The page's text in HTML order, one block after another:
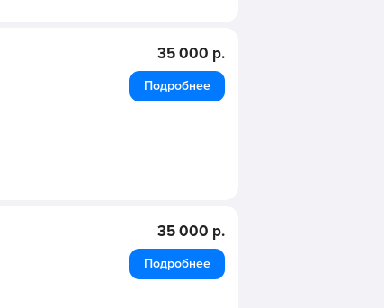
35 000 р.
Подробнее
35 000 р.
Подробнее